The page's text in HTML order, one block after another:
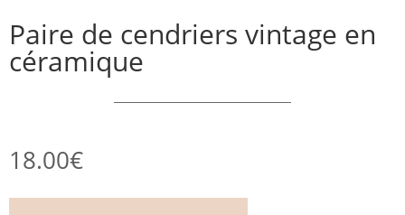
Paire de cendriers vintage en
céramique
18.00€